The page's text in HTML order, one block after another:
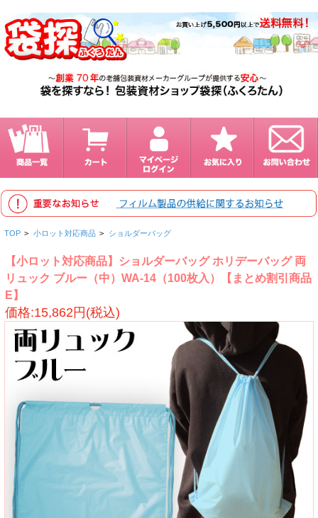
TOP > 小ロット対応商品 > ショルダーバッグ
【小ロット対応商品】ショルダーバッグ ホリデーバッグ 両
リュック ブルー（中）WA-14（100枚入）【まとめ割引商品
E】
価格:15,862円(税込)